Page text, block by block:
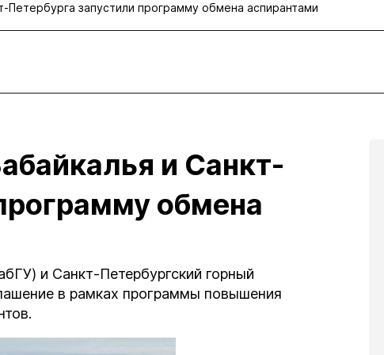
Петербурга запустили программу обмена аспирантами
и Санкт-
обмена
и Санкт-Петербургский горный
в рамках программы повышения